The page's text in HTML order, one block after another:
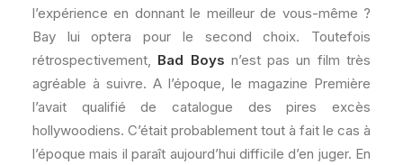
l’expérience en donnant le meilleur de vous-même ?
Bay lui optera pour le second choix. Toutefois
rétrospectivement, Bad Boys n’est pas un film très
agréable à suivre. A l’époque, le magazine Première
l’avait qualifié de catalogue des pires excès
hollywoodiens. C’était probablement tout à fait le cas à
l’époque mais il paraît aujourd’hui difficile d’en juger. En